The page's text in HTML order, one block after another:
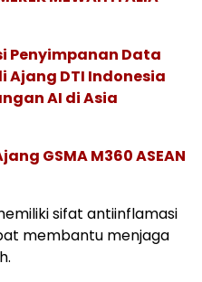
Penyimpanan Data
Ajang DTI Indonesia
AI di Asia
GSMA M360 ASEAN
sifat antiinflamasi
membantu menjaga